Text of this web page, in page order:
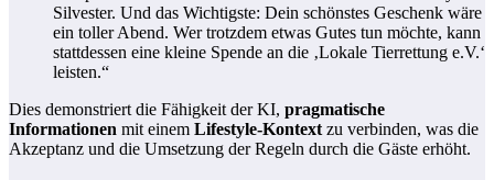
Silvester. Und das Wichtigste: Dein schönstes Geschenk wäre
ein toller Abend. Wer trotzdem etwas Gutes tun möchte, kann
stattdessen eine kleine Spende an die ‚Lokale Tierrettung e.V.‘
leisten.“
Dies demonstriert die Fähigkeit der KI, pragmatische
Informationen mit einem Lifestyle-Kontextzu verbinden, was die
Akzeptanz und die Umsetzung der Regeln durch die Gäste erhöht.